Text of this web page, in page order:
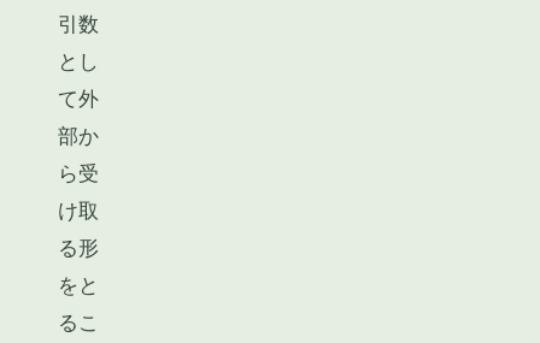
引数
とし
て外
部か
ら受
け取
る形
をと
るこ